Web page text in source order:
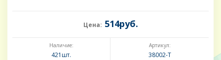
Цена: 514руб.
Наличие:
421шт.
Артикул:
38002-Т